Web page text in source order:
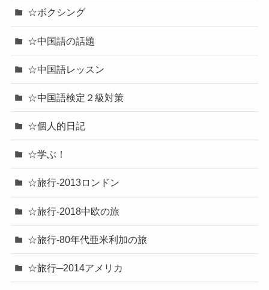
☆ボクシング
☆中国語の話題
☆中国語レッスン
☆中国語検定２級対策
☆個人的日記
☆学ぶ！
☆旅行-2013ロンドン
☆旅行-2018中欧の旅
☆旅行-80年代亜米利加の旅
☆旅行─2014アメリカ